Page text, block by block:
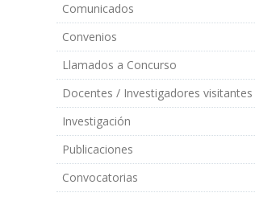
Comunicados
Convenios
Llamados a Concurso
Docentes / Investigadores visitantes
Investigación
Publicaciones
Convocatorias